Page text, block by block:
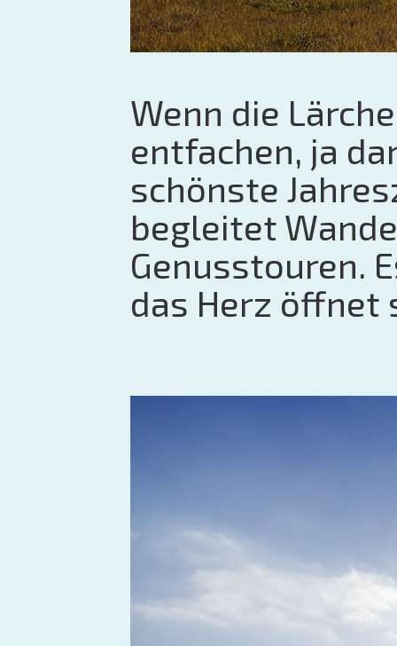
Wenn die
entfachen, ja
schönste
begleitet
Genusstouren.
das Herz öffnet